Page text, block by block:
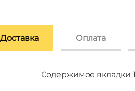
Доставка Оплата
Содержимое вкладки 1
Содержимое вкладки 2
Содержимое вкладки 3